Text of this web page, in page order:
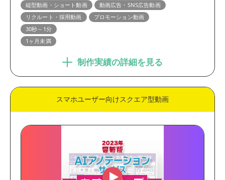
縦型動画・ショート動画
動画広告・SNS広告動画
リクルート・採用動画
プロモーション動画
30秒～1分
1ヶ月未満
制作実績の詳細を見る
スマホユーザー向けスクエア型動画